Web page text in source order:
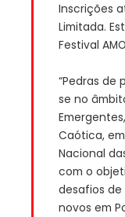
Inscrições
Limitada.
Festival
“Pedras de
se no
Caótica,
Nacional
com o
desafios de
novos em